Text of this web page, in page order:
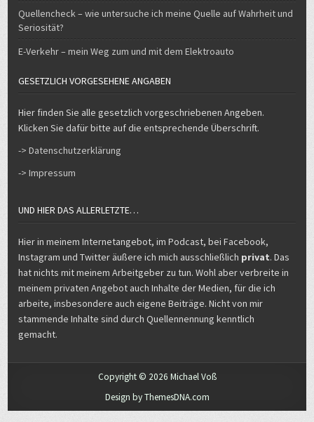
Quellencheck – wie untersuche ich meine Quelle auf Wahrheit und
Seriosität?
E-Verkehr – mein Weg zum und mit dem Elektroauto
GESETZLICH VORGESEHENE ANGABEN
Hier finden Sie alle gesetzlich vorgeschriebenen Angeben.
Klicken Sie dafür bitte auf die entsprechende Überschrift.
-> Datenschutzerklärung
-> Impressum
UND HIER DAS ALLERLETZTE…
Hier in meinem Internetangebot, im Podcast, bei Facebook,
Instagram und Twitter äußere ich mich ausschließlich privat. Das
hat nichts mit meinem Arbeitgeber zu tun. Wohl aber verbreite in
meinem privaten Angebot auch Inhalte der Medien, für die ich
arbeite, insbesondere auch eigene Beiträge. Nicht von mir
stammende Inhalte sind durch Quellennennung kenntlich
gemacht.
Copyright © 2026 Michael Voß
Design by ThemesDNA.com